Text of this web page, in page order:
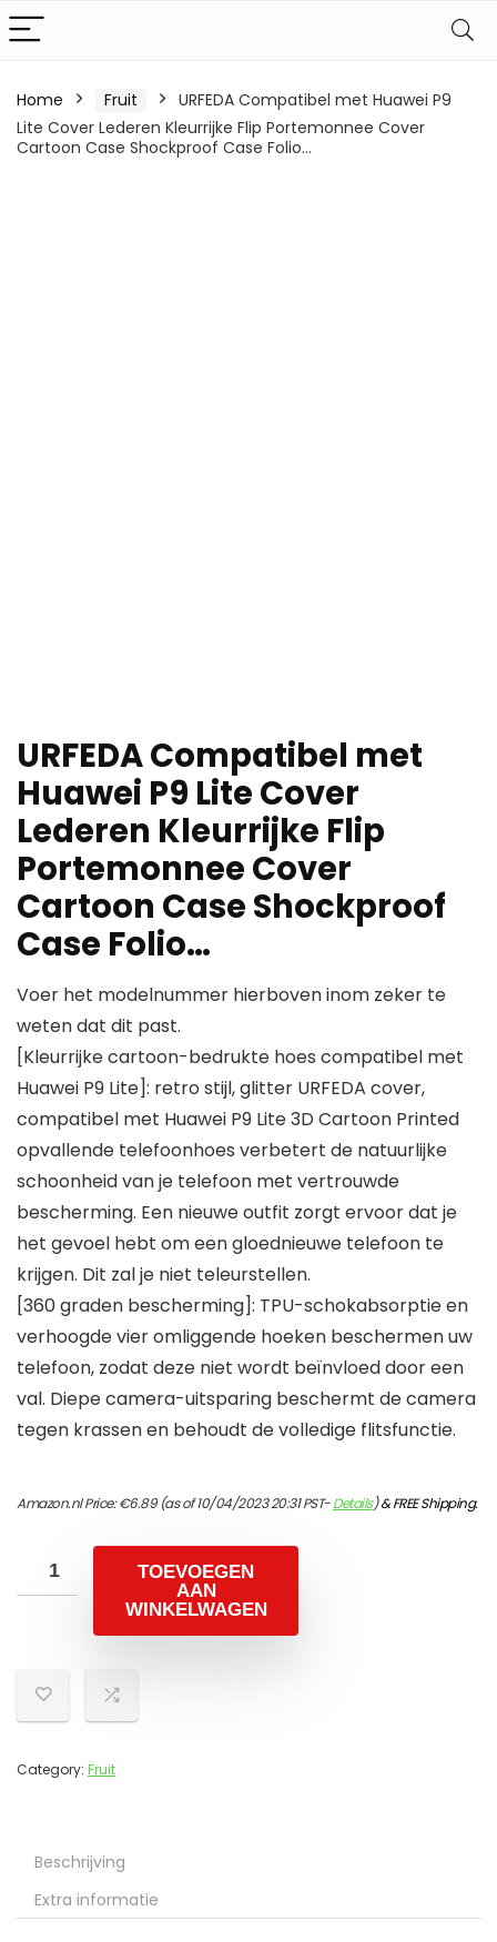
Home Fruit
URFEDA Compatibel met Huawei P9
Lite Cover Lederen Kleurrijke Flip Portemonnee Cover
Cartoon Case Shockproof Case Folio…
URFEDA Compatibel met
Huawei P9 Lite Cover
Lederen Kleurrijke Flip
Portemonnee Cover
Cartoon Case Shockproof
Case Folio…
Voer het modelnummer hierboven inom zeker te
weten dat dit past.
[Kleurrijke cartoon-bedrukte hoes compatibel met
Huawei P9 Lite]: retro stijl, glitter URFEDA cover,
compatibel met Huawei P9 Lite 3D Cartoon Printed
opvallende telefoonhoes verbetert de natuurlijke
schoonheid van je telefoon met vertrouwde
bescherming. Een nieuwe outfit zorgt ervoor dat je
het gevoel hebt om een gloednieuwe telefoon te
krijgen. Dit zal je niet teleurstellen.
[360 graden bescherming]: TPU-schokabsorptie en
verhoogde vier omliggende hoeken beschermen uw
telefoon, zodat deze niet wordt beïnvloed door een
val. Diepe camera-uitsparing beschermt de camera
tegen krassen en behoudt de volledige flitsfunctie.
Amazon.nl Price:€6.89(as of 10/04/2023 20:31 PST-Details)&FREE Shipping.
TOEVOEGEN
AAN
WINKELWAGEN
Category: Fruit
Beschrijving
Extra informatie